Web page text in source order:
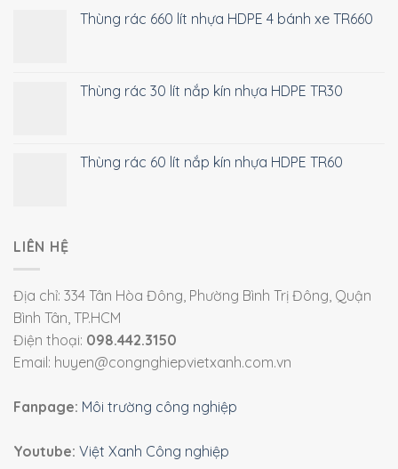
Thùng rác 660 lít nhựa HDPE 4 bánh xe TR660
Thùng rác 30 lít nắp kín nhựa HDPE TR30
Thùng rác 60 lít nắp kín nhựa HDPE TR60
LIÊN HỆ
Địa chỉ: 334 Tân Hòa Đông, Phường Bình Trị Đông, Quận
Bình Tân, TP.HCM
Điện thoại: 098.442.3150
Email: huyen@congnghiepvietxanh.com.vn
Fanpage: Môi trường công nghiệp
Youtube: Việt Xanh Công nghiệp